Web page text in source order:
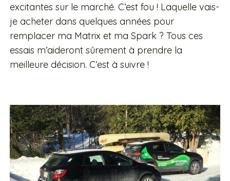
excitantes sur le marché. C’est fou ! Laquelle vais-
je acheter dans quelques années pour
remplacer ma Matrix et ma Spark ? Tous ces
essais m’aideront sûrement à prendre la
meilleure décision. C’est à suivre !